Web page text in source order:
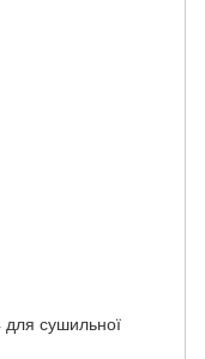
сушильної